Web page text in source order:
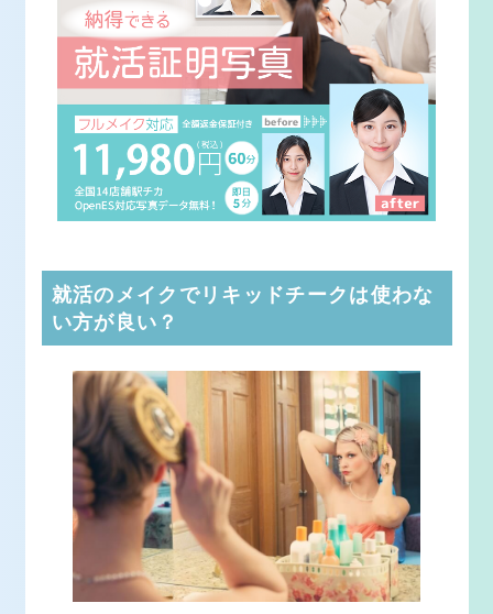
就活のメイクでリキッドチークは使わな
い方が良い？